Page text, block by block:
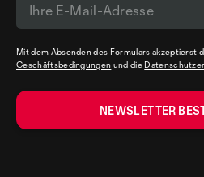
Mit dem Absenden des Formulars akzeptierst
Geschäftsbedingungen und die